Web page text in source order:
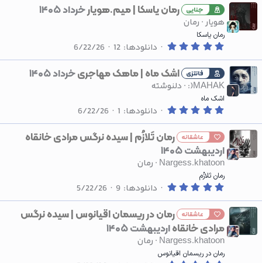
جنایی رمان یاسکا | میم.هویارخرداد ۱۴۰۵
هویار رمان
رمان یاسکا
0
0
0
س
ت
دانلودها 12
6/22/26
فانتزی اشک ماه | ماهک مهاجریخرداد ۱۴۰۵
:)MAHAK دلنوشته
اشک ماه
0
0
0
س
ت
ا
ر
دانلودها 1
6/22/26
عاشقانه رمان تَلازُم | سیده نرگس مرادی خانقاه
اردیبهشت ۱۴۰۵
Nargess.khatoon رمان
رمان تَلازُم
0
0
0
س
ت
ا
ر
ه
دانلودها 9
5/22/26
عاشقانه
رمان در ریسمان اقیانوس | سیده نرگس
مرادی خانقاهاردیبهشت ۱۴۰۵
Nargess.khatoon رمان
رمان در ریسمان اقیانوس